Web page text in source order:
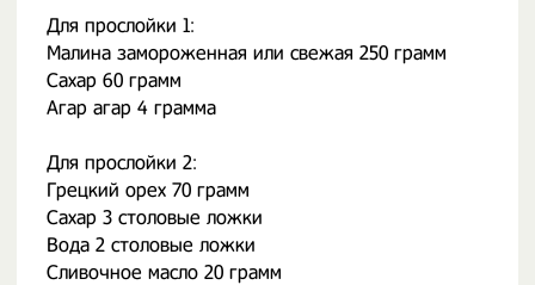
Для прослойки 1:
Малина замороженная или свежая 250 грамм
Сахар 60 грамм
Агар агар 4 грамма
Для прослойки 2:
Грецкий орех 70 грамм
Сахар 3 столовые ложки
Вода 2 столовые ложки
Сливочное масло 20 грамм